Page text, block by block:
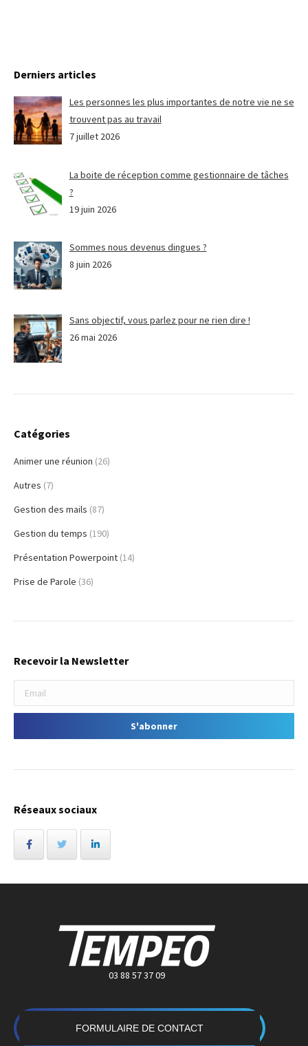
Derniers articles
Les personnes les plus importantes de notre vie ne se
trouvent pas au travail
7 juillet 2026
La boite de réception comme gestionnaire de tâches
?
19 juin 2026
Sommes nous devenus dingues ?
8 juin 2026
Sans objectif, vous parlez pour ne rien dire !
26 mai 2026
Catégories
Animer une réunion (26)
Autres (7)
Gestion des mails (87)
Gestion du temps (190)
Présentation Powerpoint (14)
Prise de Parole (36)
Recevoir la Newsletter
Réseaux sociaux
03 88 57 37 09
FORMULAIRE DE CONTACT